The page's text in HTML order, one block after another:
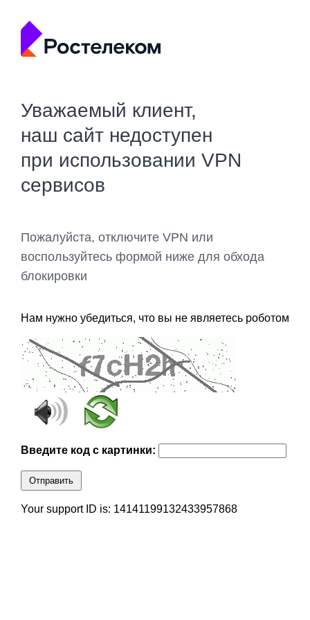
Уважаемый клиент,
наш сайт недоступен
при использовании VPN
сервисов
Пожалуйста, отключите VPN или
воспользуйтесь формой ниже для обхода
блокировки
Нам нужно убедиться, что вы не являетесь роботом
Введите код с картинки:
Отправить
Your support ID is: 14141199132433957868